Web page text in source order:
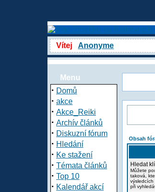
Vítej Anonyme
Menu
· Domů
· akce
· Akce_Reiki
· Archív článků
· Diskuzní fórum
· Hledání
· Ke stažení
· Témata článků
· Top 10
· Kalendář akcí
Obsah
Hledat
Můžete
taková,
výsledcích
při